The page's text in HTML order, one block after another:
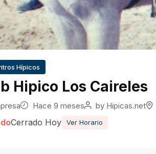
Hípicos
Hipico Los Caireles
Hace 9 meses by Hipicas.net
Cerrado Hoy Ver Horario